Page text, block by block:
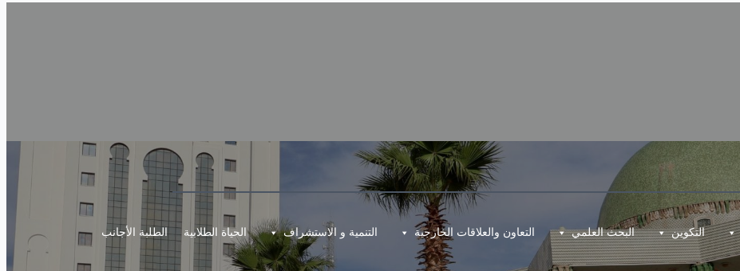
التكوين البحث العلمي التعاون والعلاقات الخارجية التنمية و الاستشراف الحياة الطلابية الطلبة الأجانب